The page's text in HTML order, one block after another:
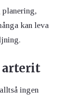
kan leva
arterit
ingen